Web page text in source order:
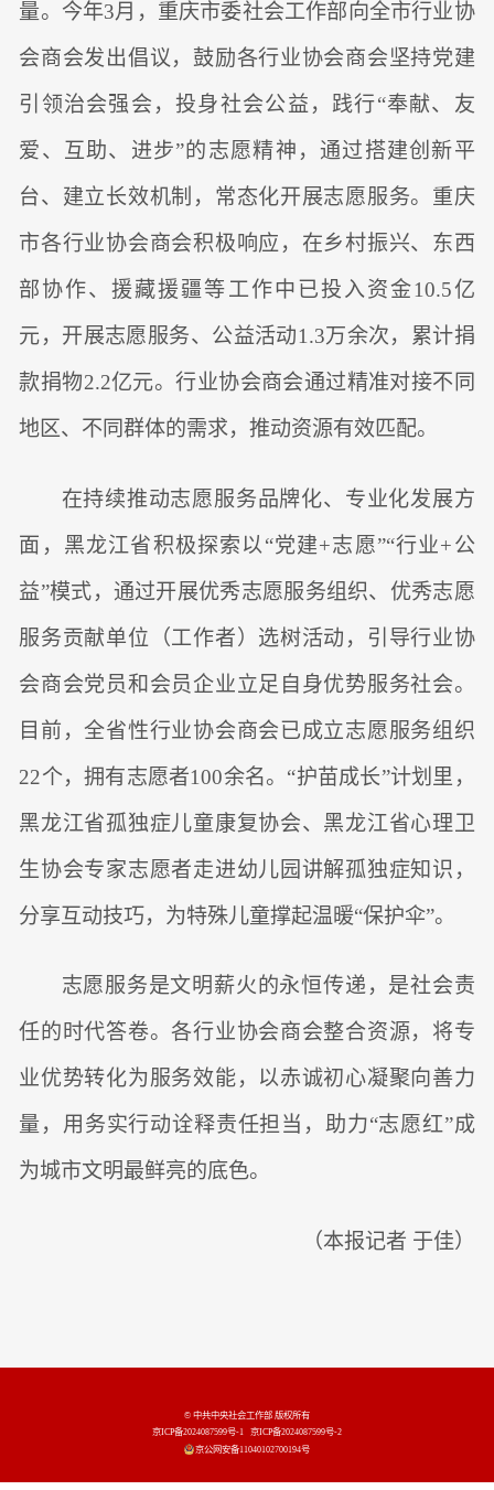
量。今年3月，重庆市委社会工作部向全市行业协
会商会发出倡议，鼓励各行业协会商会坚持党建
引领治会强会，投身社会公益，践行“奉献、友
爱、互助、进步”的志愿精神，通过搭建创新平
台、建立长效机制，常态化开展志愿服务。重庆
市各行业协会商会积极响应，在乡村振兴、东西
部协作、援藏援疆等工作中已投入资金10.5亿
元，开展志愿服务、公益活动1.3万余次，累计捐
款捐物2.2亿元。行业协会商会通过精准对接不同
地区、不同群体的需求，推动资源有效匹配。
在持续推动志愿服务品牌化、专业化发展方
面，黑龙江省积极探索以“党建+志愿”“行业+公
益”模式，通过开展优秀志愿服务组织、优秀志愿
服务贡献单位（工作者）选树活动，引导行业协
会商会党员和会员企业立足自身优势服务社会。
目前，全省性行业协会商会已成立志愿服务组织
22个，拥有志愿者100余名。“护苗成长”计划里，
黑龙江省孤独症儿童康复协会、黑龙江省心理卫
生协会专家志愿者走进幼儿园讲解孤独症知识，
分享互动技巧，为特殊儿童撑起温暖“保护伞”。
志愿服务是文明薪火的永恒传递，是社会责
任的时代答卷。各行业协会商会整合资源，将专
业优势转化为服务效能，以赤诚初心凝聚向善力
量，用务实行动诠释责任担当，助力“志愿红”成
为城市文明最鲜亮的底色。
（本报记者 于佳）
© 中共中央社会工作部 版权所有
京ICP备2024087599号-1
京ICP备2024087599号-2
京公网安备11040102700194号